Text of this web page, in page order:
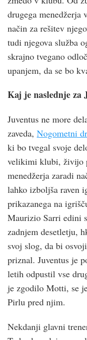
drugega
način za rešitev
tudi njegova služba
skrajno tvegano
upanjem, da se bo
Kaj je naslednje za
Juventus ne more
zaveda, Nogometni
ki bo tvegal svoje
velikimi klubi, živijo
menedžerja zaradi
lahko izboljša raven
prikazanega na
Maurizio Sarri edini
zadnjem desetletju,
svoj slog, da bi
priznal. Juventus je
letih odpustil vse
je zgodilo Motti, se
Pirlu pred njim.
Nekdanji glavni